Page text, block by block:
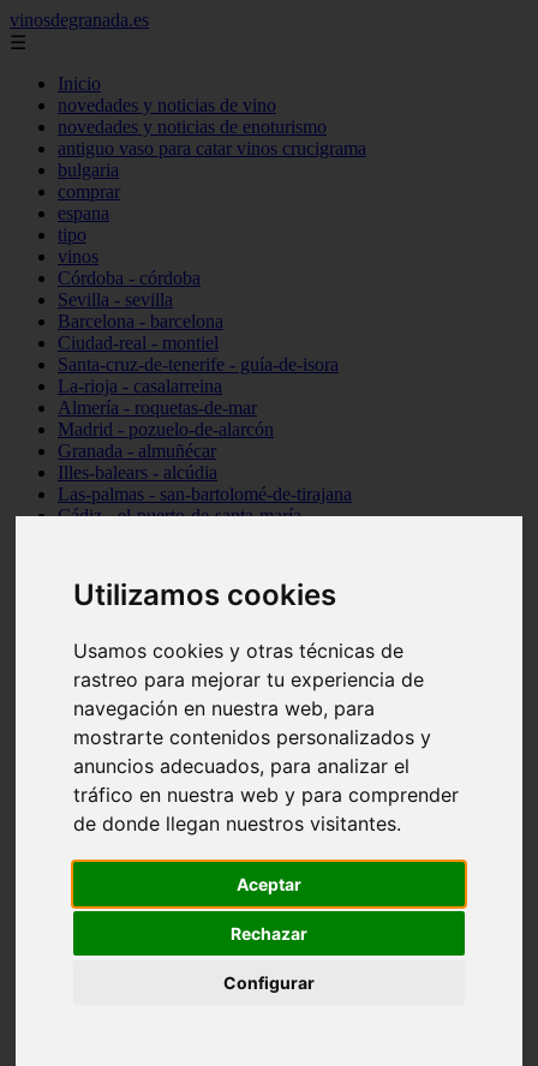
Utilizamos cookies
Usamos cookies y otras técnicas de
rastreo para mejorar tu experiencia de
navegación en nuestra web, para
mostrarte contenidos personalizados y
anuncios adecuados, para analizar el
tráfico en nuestra web y para comprender
de donde llegan nuestros visitantes.
Aceptar
Rechazar
Configurar
vinosdegranada.es
☰
Inicio
novedades y noticias de vino
novedades y noticias de enoturismo
antiguo vaso para catar vinos crucigrama
bulgaria
comprar
espana
tipo
vinos
Córdoba - córdoba
Sevilla - sevilla
Barcelona - barcelona
Ciudad-real - montiel
Santa-cruz-de-tenerife - guía-de-isora
La-rioja - casalarreina
Almería - roquetas-de-mar
Madrid - pozuelo-de-alarcón
Granada - almuñécar
Illes-balears - alcúdia
Las-palmas - san-bartolomé-de-tirajana
Cádiz - el-puerto-de-santa-maría
Santa-cruz-de-tenerife - los-llanos-de-aridane
Cantabria - suances
Granada - monachil
Huesca - isábena
Huesca - alquézar
Huesca - castejón-de-sos
Sevilla - marinaleda
Córdoba - almedinilla
Navarra - zangoza
Cantabria - arenas-de-iguña
Barcelona - la-pobla-de-lillet
Las-palmas - yaiza
Valladolid - fuensaldaña